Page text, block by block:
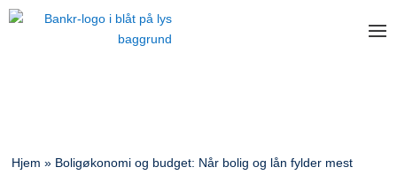
Hjem » Boligøkonomi og budget: Når bolig og lån fylder mest